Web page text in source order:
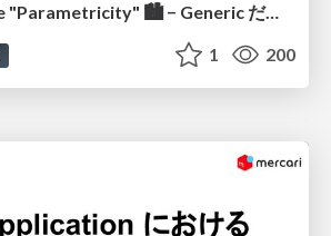
Welcome to the "Parametricity" 🏙️ − Generic だけど Specific な世界 −
1 200